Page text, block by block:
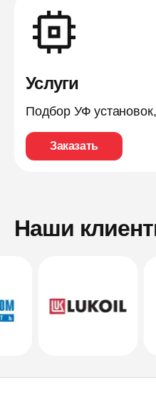
Услуги
Подбор УФ
Заказать
Наши